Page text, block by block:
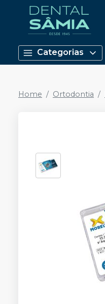
Categorias
Home Ortodontia